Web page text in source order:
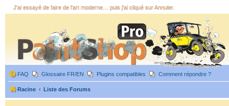
J'ai essayé de faire de l'art moderne… puis j'ai cliqué sur Annuler.
FAQ Glossaire FR/EN Plugins compatibles Comment répondre ?
Racine Liste des Forums